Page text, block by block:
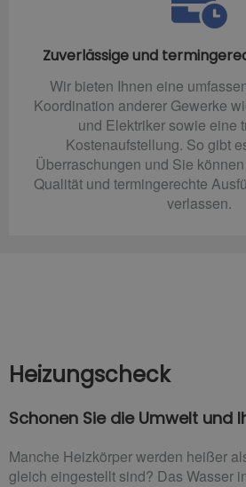
Zuverlässige und
Wir bieten Ihnen eine
Koordination anderer Gewerke
und Elektriker sowie eine
Kostenaufstellung. So gibt
Überraschungen und Sie
Qualität und termingerechte
verlassen.
Heizungscheck
Schonen Sie die Umwelt und
Manche Heizkörper werden heißer
gleich eingestellt sind? Das Wasser